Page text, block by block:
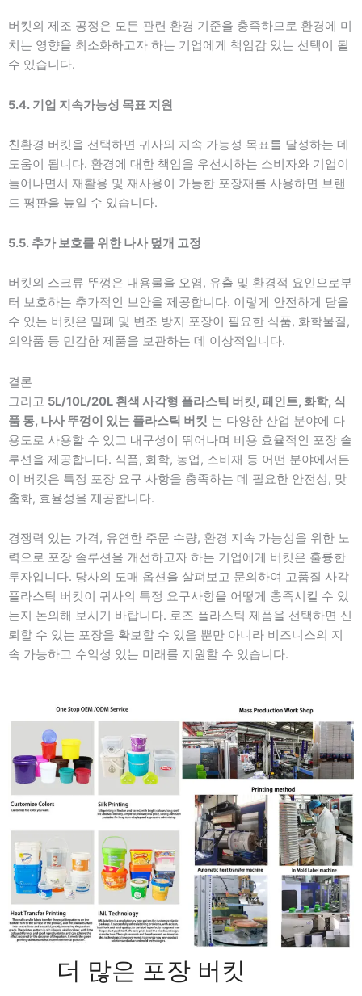
버킷의 제조 공정은 모든 관련 환경 기준을 충족하므로 환경에 미
치는 영향을 최소화하고자 하는 기업에게 책임감 있는 선택이 될
수 있습니다.
5.4. 기업 지속가능성 목표 지원
친환경 버킷을 선택하면 귀사의 지속 가능성 목표를 달성하는 데
도움이 됩니다. 환경에 대한 책임을 우선시하는 소비자와 기업이
늘어나면서 재활용 및 재사용이 가능한 포장재를 사용하면 브랜
드 평판을 높일 수 있습니다.
5.5. 추가 보호를 위한 나사 덮개 고정
버킷의 스크류 뚜껑은 내용물을 오염, 유출 및 환경적 요인으로부
터 보호하는 추가적인 보안을 제공합니다. 이렇게 안전하게 닫을
수 있는 버킷은 밀폐 및 변조 방지 포장이 필요한 식품, 화학물질,
의약품 등 민감한 제품을 보관하는 데 이상적입니다.
결론
그리고 5L/10L/20L 흰색 사각형 플라스틱 버킷, 페인트, 화학, 식
품 통, 나사 뚜껑이 있는 플라스틱 버킷 는 다양한 산업 분야에 다
용도로 사용할 수 있고 내구성이 뛰어나며 비용 효율적인 포장 솔
루션을 제공합니다. 식품, 화학, 농업, 소비재 등 어떤 분야에서든
이 버킷은 특정 포장 요구 사항을 충족하는 데 필요한 안전성, 맞
춤화, 효율성을 제공합니다.
경쟁력 있는 가격, 유연한 주문 수량, 환경 지속 가능성을 위한 노
력으로 포장 솔루션을 개선하고자 하는 기업에게 버킷은 훌륭한
투자입니다. 당사의 도매 옵션을 살펴보고 문의하여 고품질 사각
플라스틱 버킷이 귀사의 특정 요구사항을 어떻게 충족시킬 수 있
는지 논의해 보시기 바랍니다. 로즈 플라스틱 제품을 선택하면 신
뢰할 수 있는 포장을 확보할 수 있을 뿐만 아니라 비즈니스의 지
속 가능하고 수익성 있는 미래를 지원할 수 있습니다.
더 많은 포장 버킷